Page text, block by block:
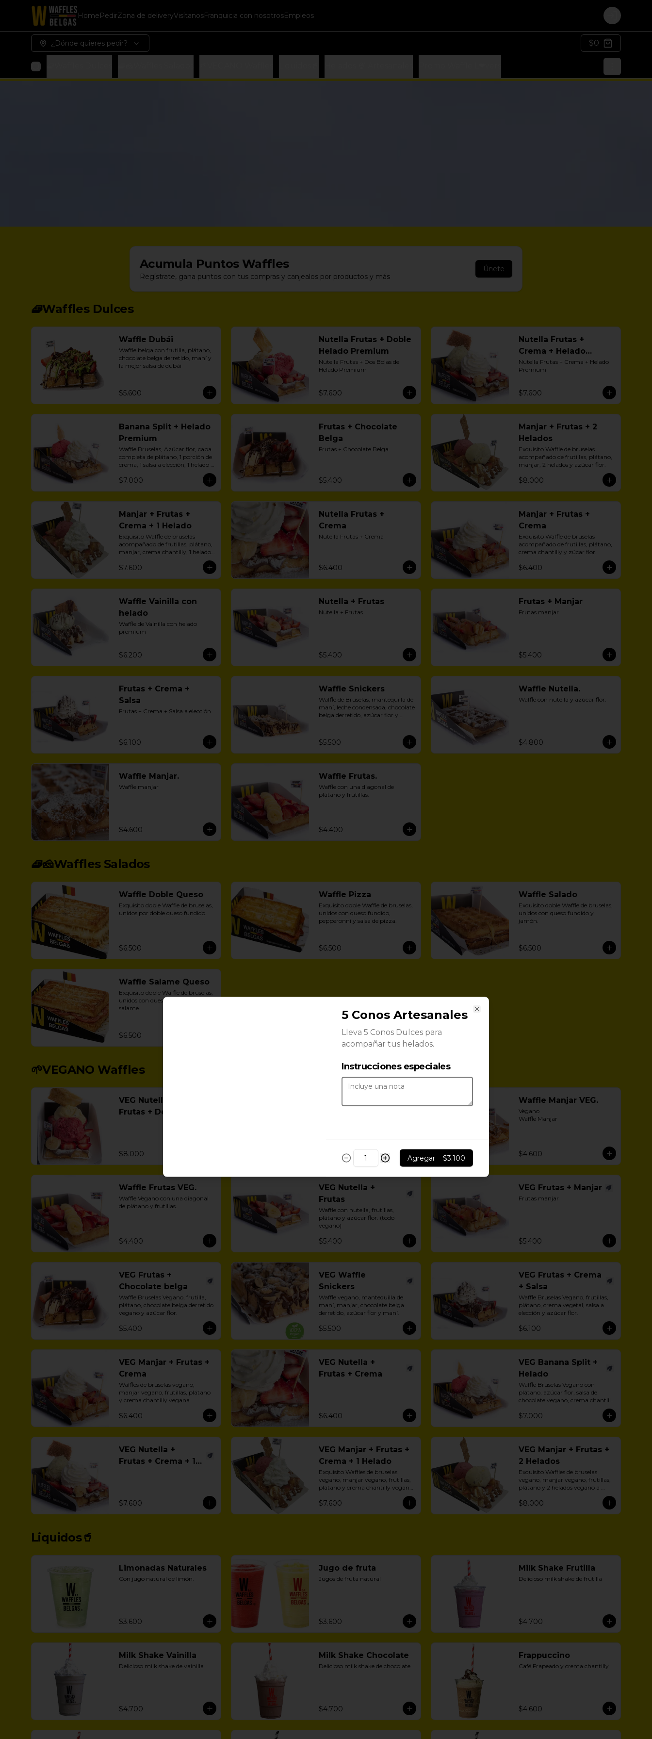
HomePedirZona de deliveryVisítanosFranquicia con nosotrosEmpleos Login
¿Dónde quieres pedir? $0
Acumula Puntos Waffles
Regístrate, gana puntos con tus compras y canjealos por productos y más
Únete
🧇Waffles Dulces
Waffle Dubái
Waffle belga con frutilla, plátano,
chocolate belga derretido, maní y
la mejor salsa de dubái
$5.600
Nutella Frutas + Doble
Helado Premium
Nutella Frutas + Dos Bolas de
Helado Premium
$7.600
Nutella Frutas +
Crema + Helado
Premium
Nutella Frutas + Crema + Helado
Premium
$7.600
Banana Split + Helado
Premium
Waffle Bruselas, Azúcar flor, capa
completa de plátano, 1 porción de
crema, 1 salsa a elección, 1 helado a
$7.000
Frutas + Chocolate
Belga
Frutas + Chocolate Belga
$5.400
Manjar + Frutas + 2
Helados
Exquisito Waffle de bruselas
acompañado de frutillas, plátano,
manjar, 2 helados y azúcar flor.
$8.000
Manjar + Frutas +
Crema + 1 Helado
Exquisito Waffle de bruselas
acompañado de frutillas, plátano,
manjar, crema chantilly, 1 helado
$7.600
Nutella Frutas +
Crema
Nutella Frutas + Crema
$6.400
Manjar + Frutas +
Crema
Exquisito Waffle de bruselas
acompañado de frutillas, plátano,
crema chantilly y zúcar flor.
$6.400
Waffle Vainilla con
helado
Waffle de Vainilla con helado
premium
$6.200
Nutella + Frutas
Nutella + Frutas
$5.400
Frutas + Manjar
Frutas manjar
$5.400
Frutas + Crema +
Salsa
Frutas + Crema + Salsa a elección
$6.100
Waffle Snickers
Waffle de Bruselas, mantequilla de
maní, leche condensada, chocolate
belga derretido, azúcar flor y
$5.500
Waffle Nutella.
Waffle con nutella y azúcar flor.
$4.800
Waffle Manjar.
Waffle manjar
$4.600
Waffle Frutas.
Waffle con una diagonal de
plátano y frutillas.
$4.400
🧇🧀Waffles Salados
Waffle Doble Queso
Exquisito doble Waffle de bruselas,
unidos por doble queso fundido.
$6.500
Waffle Pizza
Exquisito doble Waffle de bruselas,
unidos con queso fundido,
pepperonni y salsa de pizza.
$6.500
Waffle Salado
Exquisito doble Waffle de bruselas,
unidos con queso fundido y
jamón.
$6.500
Waffle Salame Queso
Exquisito doble Waffle de bruselas,
unidos con queso fundido y
salame.
$6.500
🌱VEGANO Waffles
VEG Nutella +
Frutas + Doble
$8.000 $4.800
Waffle Manjar VEG.
Vegano
Waffle Manjar
$4.600
Waffle Frutas VEG.
Waffle Vegano con una diagonal
de plátano y frutillas.
$4.400
VEG Nutella +
Frutas
Waffle con nutella, frutillas,
plátano y azúcar flor. (todo
vegano)
$5.400
VEG Frutas + Manjar
Frutas manjar
$5.400
VEG Frutas +
Chocolate belga
Waffle Bruselas Vegano, frutilla,
plátano, chocolate belga derretido
vegano y azúcar flor.
$5.400
VEG Waffle
Snickers
Waffle vegano, mantequilla de
maní, manjar, chocolate belga
derretido, azúcar flor y maní.
$5.500
VEG Frutas + Crema
+ Salsa
Waffle Bruselas Vegano, frutillas,
plátano, crema vegetal, salsa a
elección y azúcar flor.
$6.100
VEG Manjar + Frutas +
Crema
Waffles de bruselas vegano,
manjar vegano, frutillas, plátano
y crema chantilly vegana
$6.400
VEG Nutella +
Frutas + Crema
$6.400
VEG Banana Split +
Helado
Waffle Bruselas Vegano con
plátano, azúcar flor, salsa de
chocolate vegano, crema chantilly
$7.000
VEG Nutella +
Frutas + Crema + 1
$7.600
VEG Manjar + Frutas +
Crema + 1 Helado
Exquisito Waffles de bruselas
vegano, manjar vegano, frutillas,
plátano y crema chantilly vegana
$7.600
VEG Manjar + Frutas +
2 Helados
Exquisito Waffles de bruselas
vegano, manjar vegano, frutillas,
plátano y 2 helados vegano a
$8.000
Liquidos🥤
Limonadas Naturales
Con jugo natural de limón.
$3.600
Jugo de fruta
Jugos de fruta natural
$3.600
Milk Shake Frutilla
Delicioso milk shake de frutilla
$4.700
Milk Shake Vainilla
Delicioso milk shake de vainilla
$4.700
Milk Shake Chocolate
Delicioso milk shake de chocolate
$4.700
Frappuccino
Café Frapeado y crema chantilly
$4.600
5 Conos Artesanales
Lleva 5 Conos Dulces para
acompañar tus helados.
Instrucciones especiales
Agregar $3.100